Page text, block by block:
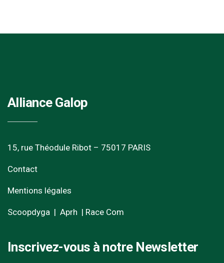
Alliance Galop
15, rue Théodule Ribot – 75017 PARIS
Contact
Mentions légales
Scoopdyga | Aprh | Race Com
Inscrivez-vous à notre Newsletter